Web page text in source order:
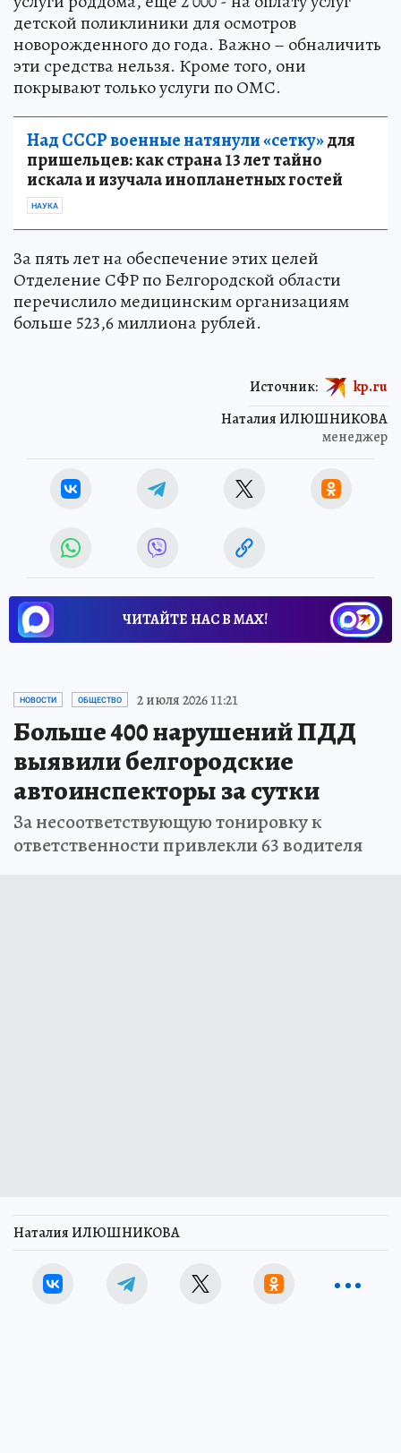
детской поликлиники для осмотров
новорожденного до года. Важно – обналичить
эти средства нельзя. Кроме того, они
покрывают только услуги по ОМС.
Над СССР военные натянули «сетку»для
пришельцев: как страна 13 лет тайно
искала и изучала инопланетных гостей
НАУКА
За пять лет на обеспечение этих целей
Отделение СФР по Белгородской области
перечислило медицинским организациям
больше 523,6 миллиона рублей.
Наталия ИЛЮШНИКОВА
менеджер
Источник: kp.ru
ЧИТАЙТЕ НАС В МАХ!
НОВОСТИ ОБЩЕСТВО 2 июля 2026 11:21
Больше 400 нарушений ПДД
выявили белгородские
автоинспекторы за сутки
За несоответствующую тонировку к
ответственности привлекли 63 водителя
Наталия ИЛЮШНИКОВА